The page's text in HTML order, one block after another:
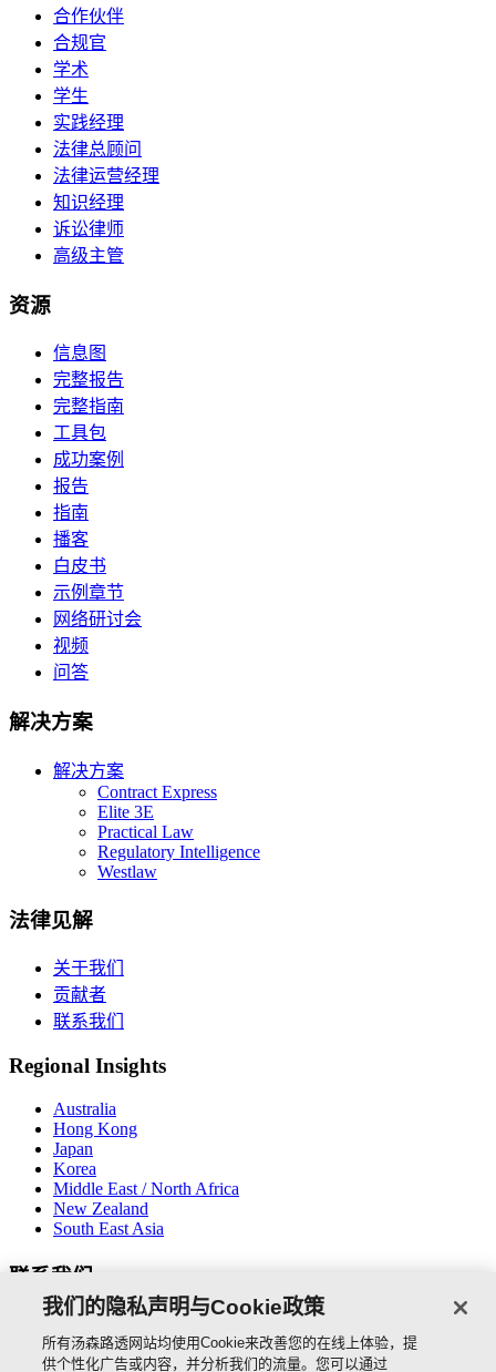
合作伙伴
合规官
学术
学生
实践经理
法律总顾问
法律运营经理
知识经理
诉讼律师
高级主管
资源
信息图
完整报告
完整指南
工具包
成功案例
报告
指南
播客
白皮书
示例章节
网络研讨会
视频
问答
解决方案
解决方案
Contract Express
Elite 3E
Practical Law
Regulatory Intelligence
Westlaw
法律见解
关于我们
贡献者
联系我们
Regional Insights
Australia
Hong Kong
Japan
Korea
Middle East / North Africa
New Zealand
South East Asia
联系我们
我们的隐私声明与Cookie政策
所有汤森路透网站均使用Cookie来改善您的在线上体验，提
供个性化广告或内容，并分析我们的流量。您可以通过